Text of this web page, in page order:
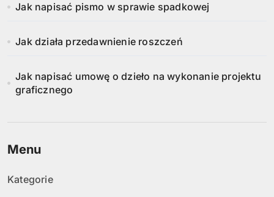
Jak napisać pismo w sprawie spadkowej
Jak działa przedawnienie roszczeń
Jak napisać umowę o dzieło na wykonanie projektu
graficznego
Menu
Kategorie